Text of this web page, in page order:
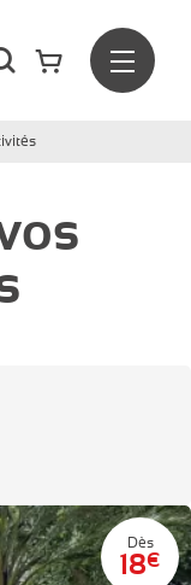
Rechercher
Menu
Dès
18€